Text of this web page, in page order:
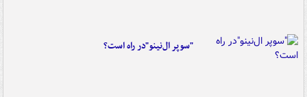
"سوپر ال‌نینو"در راه است؟